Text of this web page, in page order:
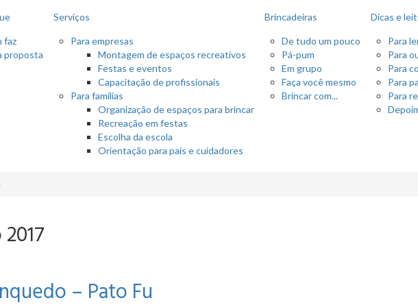
faz
proposta
Serviços
Para empresas
Montagem de espaços recreativos
Festas e eventos
Capacitação de profissionais
Para famílias
Organização de espaços para brincar
Recreação em festas
Escolha da escola
Orientação para pais e cuidadores
Brincadeiras
De tudo um pouco
Pá-pum
Em grupo
Faça você mesmo
Brincar com...
Dicas e
Para
Para
Para
Para
Para
– Pato Fu